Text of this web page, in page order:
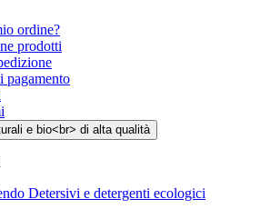
ordine?
prodotti
pagamento
Detersivi e detergenti ecologici